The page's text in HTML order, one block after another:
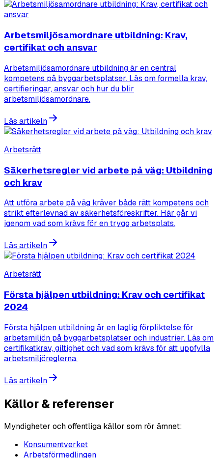
Arbetsmiljösamordnare utbildning: Krav,
certifikat och ansvar
Arbetsmiljösamordnare utbildning är en central
kompetens på byggarbetsplatser. Läs om formella krav,
certifieringar, ansvar och hur du blir
arbetsmiljösamordnare.
Läs artikeln
Arbetsrätt
Säkerhetsregler vid arbete på väg: Utbildning
och krav
Att utföra arbete på väg kräver både rätt kompetens och
strikt efterlevnad av säkerhetsföreskrifter. Här går vi
igenom vad som krävs för en trygg arbetsplats.
Läs artikeln
Arbetsrätt
Första hjälpen utbildning: Krav och certifikat
2024
Första hjälpen utbildning är en laglig förpliktelse för
arbetsmiljön på byggarbetsplatser och industrier. Läs om
certifikatkrav, giltighet och vad som krävs för att uppfylla
arbetsmiljöreglerna.
Läs artikeln
Källor & referenser
Myndigheter och offentliga källor som rör ämnet:
Konsumentverket
Arbetsförmedlingen